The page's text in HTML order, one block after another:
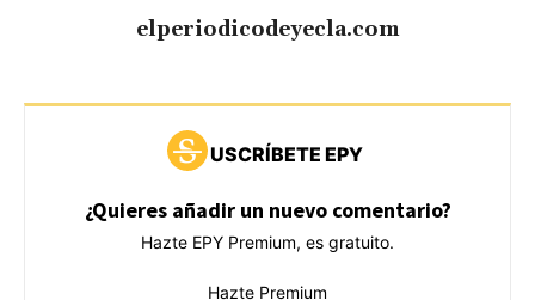
elperiodicodeyecla.com
USCRÍBETE EPY
¿Quieres añadir un nuevo comentario?
Hazte EPY Premium, es gratuito.
Hazte Premium